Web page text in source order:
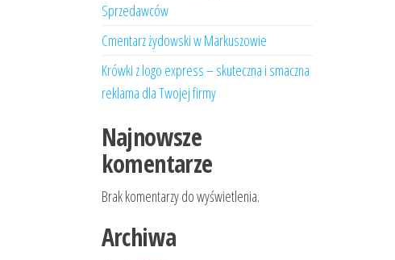
Sprzedawców
Cmentarz żydowski w Markuszowie
Krówki z logo express – skuteczna i smaczna
reklama dla Twojej firmy
Najnowsze
komentarze
Brak komentarzy do wyświetlenia.
Archiwa